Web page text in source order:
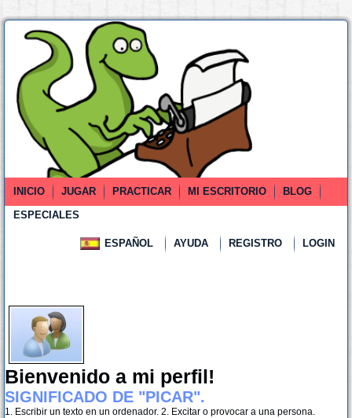
INICIO JUGAR PRACTICAR MI ESCRITORIO
BLOG
ESPECIALES
ESPAÑOL AYUDA REGISTRO LOGIN
Bienvenido a mi perfil!
SIGNIFICADO DE "PICAR".
1. Escribir un texto en un ordenador. 2. Excitar o provocar a una persona.